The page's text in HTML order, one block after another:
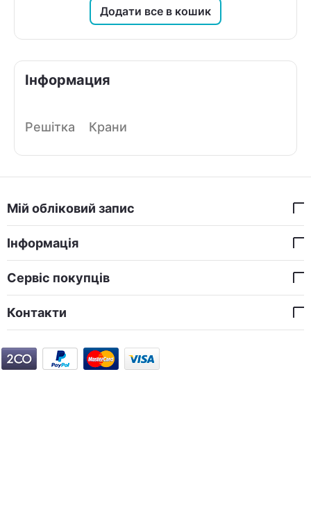
Додати все в кошик
Інформация
Решітка Крани
Мій обліковий запис
Інформація
Сервіс покупців
Контакти